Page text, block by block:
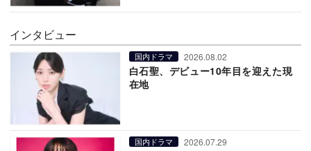
インタビュー
国内ドラマ 2026.08.02
白石聖、デビュー10年目を迎えた現
在地
国内ドラマ 2026.07.29